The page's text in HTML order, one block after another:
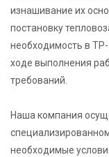
изнашивание их
постановку
необходимость в
ходе выполнения
требований.
Наша компания
необходимые